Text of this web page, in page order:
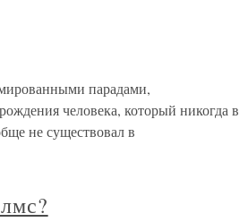
парадами,
человека, который никогда в
не существовал в